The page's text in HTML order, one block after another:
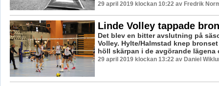
29 april 2019 klockan 10:22 av Fredrik
Linde Volley tappade
Det blev en bitter avslutning på
Volley. Hylte/Halmstad knep
höll skärpan i de avgörande lägena
29 april 2019 klockan 13:22 av Daniel